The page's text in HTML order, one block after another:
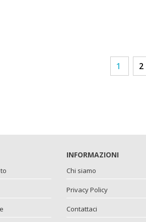
1 2
INFORMAZIONI
Chi siamo
Privacy Policy
Contattaci